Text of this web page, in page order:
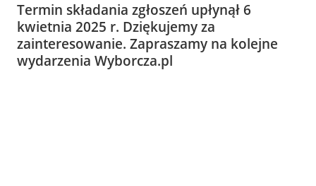
Termin składania zgłoszeń upłynął 6
kwietnia 2025 r. Dziękujemy za
zainteresowanie. Zapraszamy na kolejne
wydarzenia Wyborcza.pl